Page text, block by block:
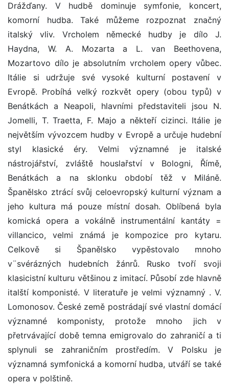
Drážďany. V hudbě dominuje symfonie, koncert,
komorní hudba. Také můžeme rozpoznat značný
italský vliv. Vrcholem německé hudby je dílo J.
Haydna, W. A. Mozarta a L. van Beethovena,
Mozartovo dílo je absolutním vrcholem opery vůbec.
Itálie si udržuje své vysoké kulturní postavení v
Evropě. Probíhá velký rozkvět opery (obou typů) v
Benátkách a Neapoli, hlavními představiteli jsou N.
Jomelli, T. Traetta, F. Majo a někteří cizinci. Itálie je
největším vývozcem hudby v Evropě a určuje hudební
styl klasické éry. Velmi významné je italské
nástrojářství, zvláště houslařství v Bologni, Římě,
Benátkách a na sklonku období těž v Miláně.
Španělsko ztrácí svůj celoevropský kulturní význam a
jeho kultura má pouze místní dosah. Oblíbená byla
komická opera a vokálně instrumentální kantáty =
villancico, velmi známá je kompozice pro kytaru.
Celkově si Španělsko vypěstovalo mnoho
v¨svérázných hudebních žánrů. Rusko tvoří svoji
klasicistní kulturu většinou z imitací. Působí zde hlavně
italští komponisté. V literatuře je velmi významný . V.
Lomonosov. České země postrádají své vlastní domácí
významné komponisty, protože mnoho jich v
přetrvávající době temna emigrovalo do zahraničí a ti
splynuli se zahraničním prostředím. V Polsku je
významná symfonická a komorní hudba, utváří se také
opera v polštině.